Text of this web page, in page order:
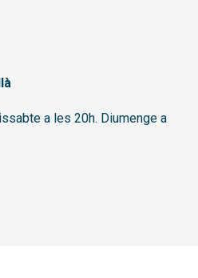
a les 20h. Diumenge a